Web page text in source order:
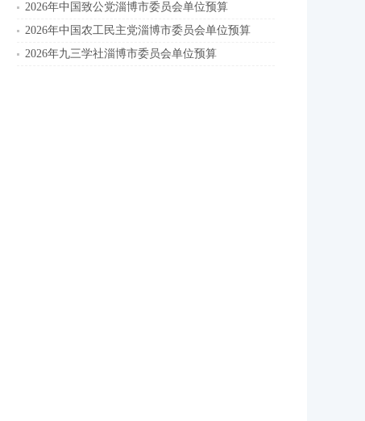
2026年中国致公党淄博市委员会单位预算
2026年中国农工民主党淄博市委员会单位预算
2026年九三学社淄博市委员会单位预算